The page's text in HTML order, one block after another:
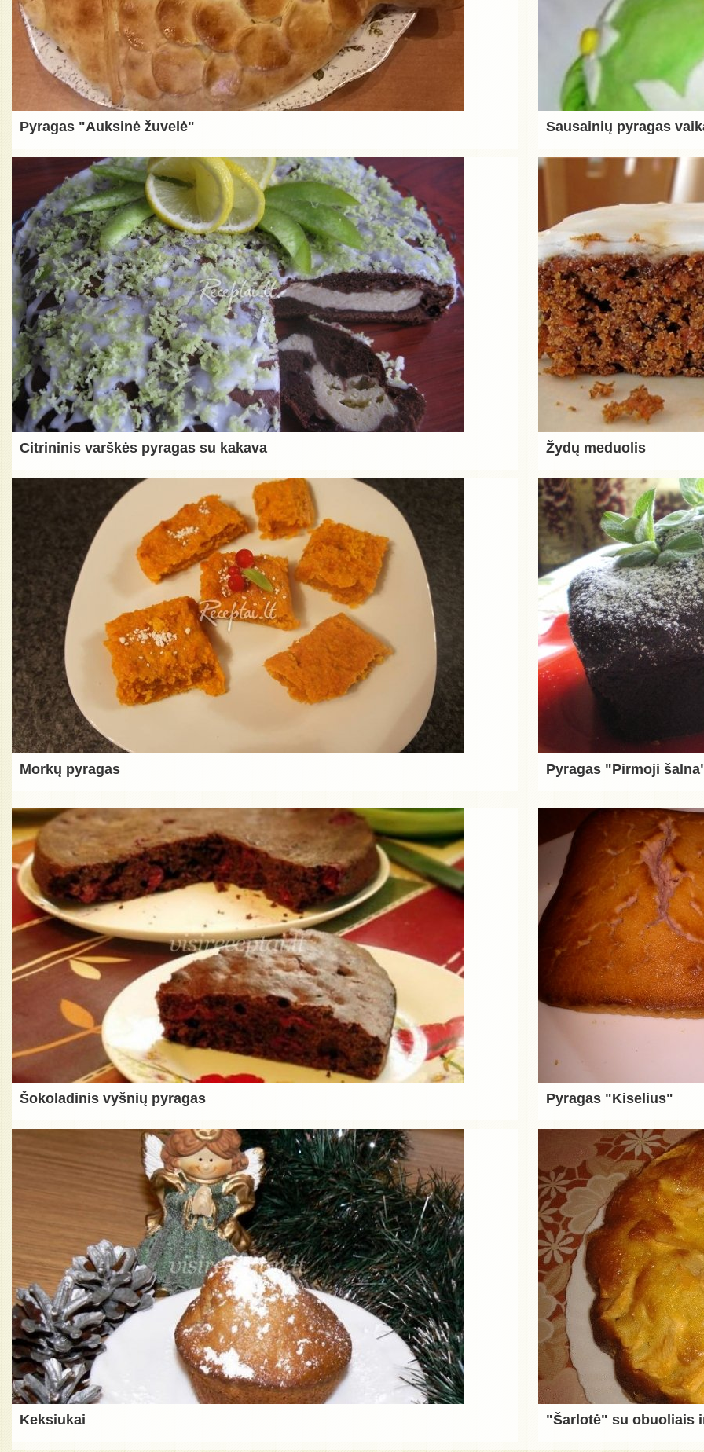
Pyragas "Auksinė žuvelė" Sausainių pyragas
Citrininis varškės pyragas su kakava Žydų meduolis
Morkų pyragas Pyragas "Pirmoji
Šokoladinis vyšnių pyragas Pyragas "Kiselius"
Keksiukai "Šarlotė" su obuoliais